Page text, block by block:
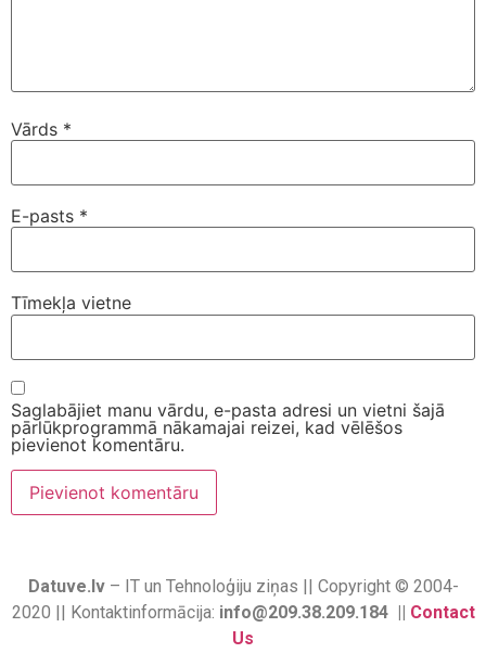
Vārds *
E-pasts *
Tīmekļa vietne
Saglabājiet manu vārdu, e-pasta adresi un vietni šajā
pārlūkprogrammā nākamajai reizei, kad vēlēšos
pievienot komentāru.
Datuve.lv– IT un Tehnoloģiju ziņas || Copyright © 2004-
2020 || Kontaktinformācija: info@209.38.209.184 || Contact
Us